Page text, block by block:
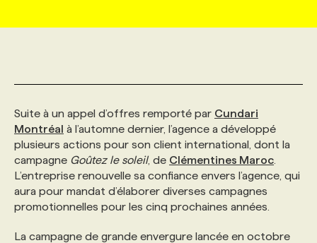
AFFAIRES DE L'INDUSTRIE
INITIATIVES NUMÉRIQUES
PRIX ET DISTINCTIONS
TENDANCES
WEB & MÉDIAS SOCIAUX
MARKETING DURABLE
GEO/SEO
ÉVÉNEMENTIEL
INFOLETTRE PUBLICITÉ
ANNONCEZ AVEC NOUS
CONSULTER LA CVTHÈQUE
PROFIL ENTREPRISE
FAQ
ANNONCEZ AVEC NOUS
VOIR LES OFFRES
PROFIL CANDIDAT
FAQ
ANNONCEZ AVEC NOUS
NOS FORMATIONS EN LIGNE
NOS PARCOURS DE FORMATIONS
FORMATIONS PERSONNALISÉES
NOS FORMATEUR‧RICES
CHASSE DE TÊTE
SERVICE DE CHASSE DE TÊTE
NOS TARIFS
NOS EXPERTISES
Suite à un appel d’offres remporté par Cundari
Montréal à l’automne dernier, l’agence a développé
plusieurs actions pour son client international, dont la
campagne Goûtez le soleil, de Clémentines Maroc
L’entreprise renouvelle sa confiance envers l’agence, qui
aura pour mandat d’élaborer diverses campagnes
promotionnelles pour les cinq prochaines années.
La campagne de grande envergure lancée en octobre